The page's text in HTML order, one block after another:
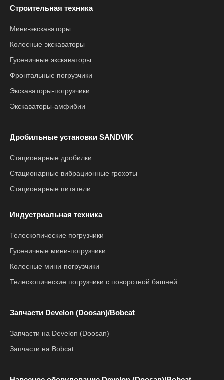
Строительная техника
Мини-экскаваторы
Колесные экскаваторы
Гусеничные экскаваторы
Фронтальные погрузчики
Экскаваторы-погрузчики
Экскаваторы-амфибии
Дробильные установки SANDVIK
Стационарные дробилки
Стационарные вибрационные грохоты
Стационарные питатели
Индустриальная техника
Телескопические погрузчики
Гусеничные мини-погрузчики
Колесные мини-погрузчики
Телескопические погрузчики с поворотной башней
Запчасти Develon (Doosan)/Bobcat
Запчасти на Develon (Doosan)
Запчасти на Bobcat